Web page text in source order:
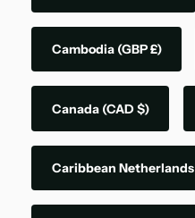
Cambodia (GBP £)
Canada (CAD $)
Caribbean Netherlands